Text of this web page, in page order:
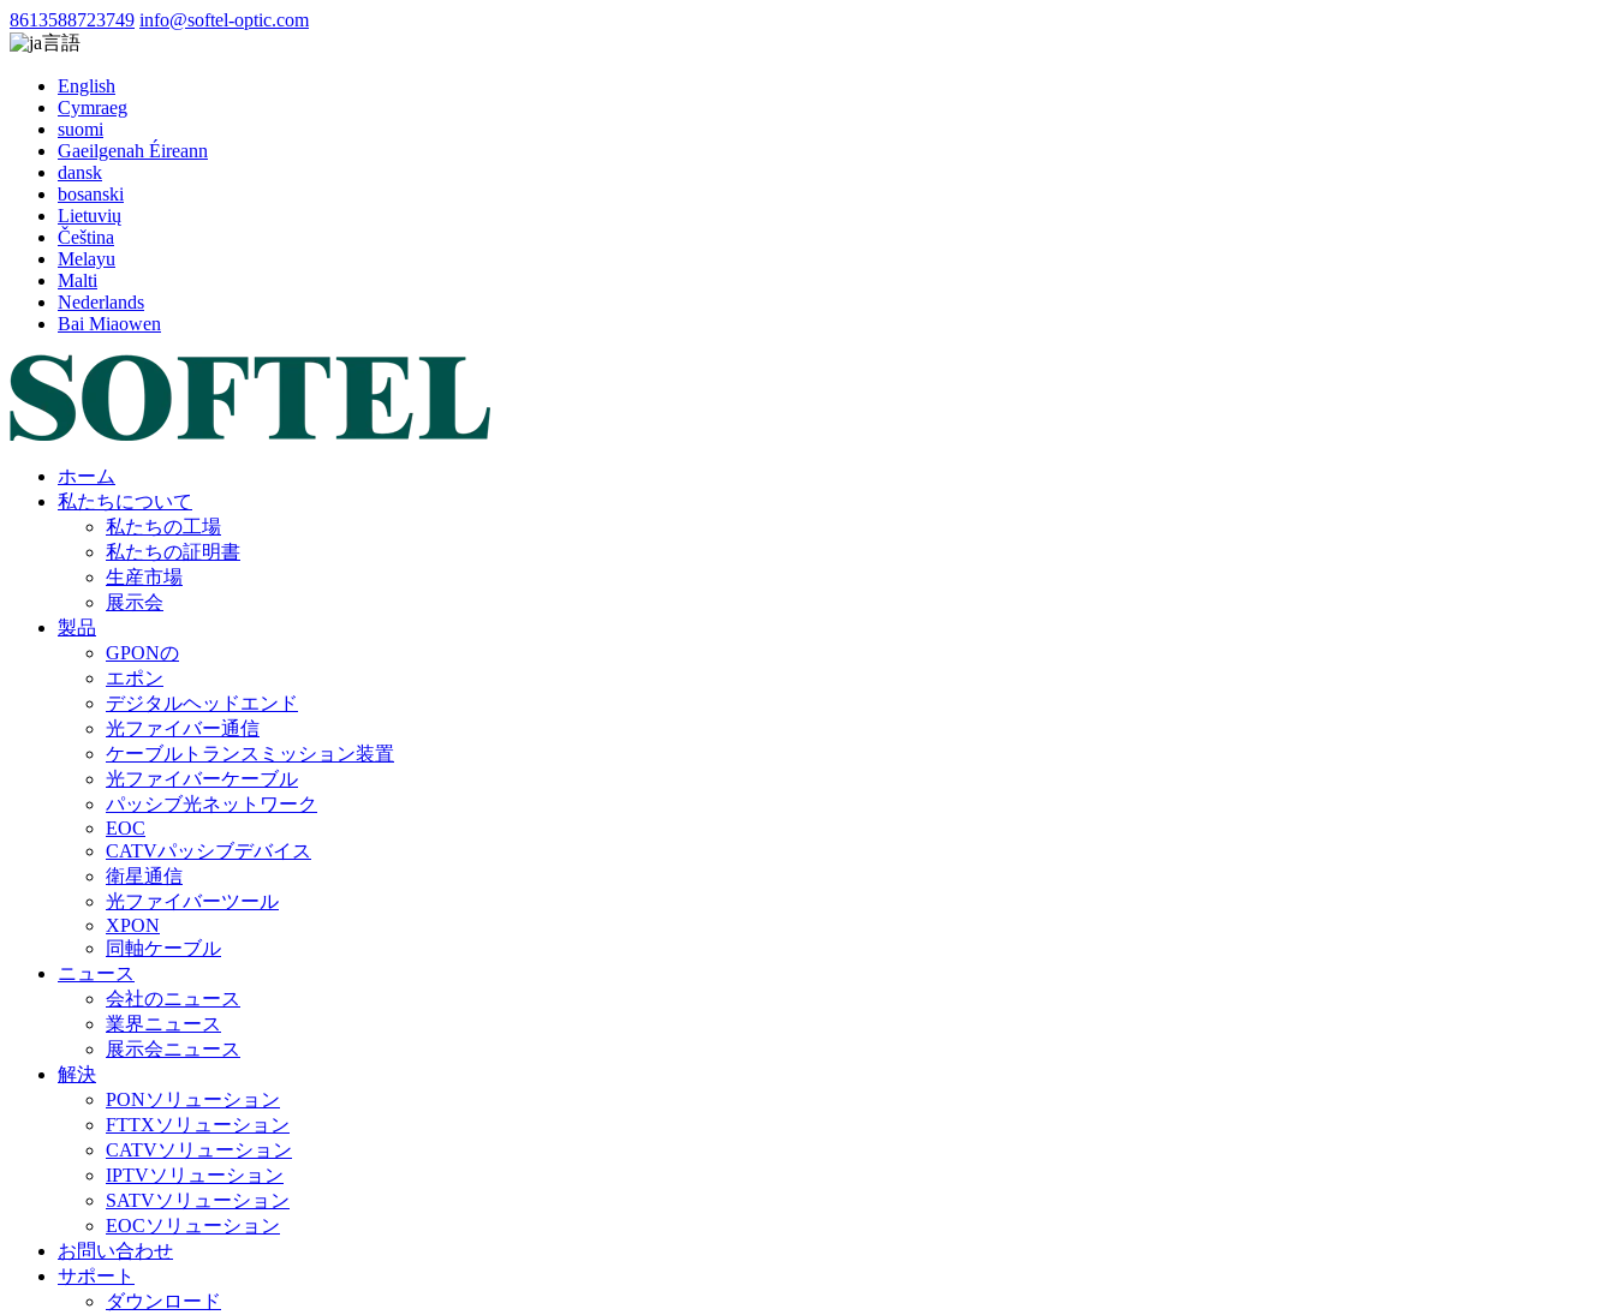
8613588723749 info@softel-optic.com
言語
English
Cymraeg
suomi
Gaeilgenah Éireann
dansk
bosanski
Lietuvių
Čeština
Melayu
Malti
Nederlands
Bai Miaowen
ホーム
私たちについて
私たちの工場
私たちの証明書
生産市場
展示会
製品
GPONの
エポン
デジタルヘッドエンド
光ファイバー通信
ケーブルトランスミッション装置
光ファイバーケーブル
パッシブ光ネットワーク
EOC
CATVパッシブデバイス
衛星通信
光ファイバーツール
XPON
同軸ケーブル
ニュース
会社のニュース
業界ニュース
展示会ニュース
解決
PONソリューション
FTTXソリューション
CATVソリューション
IPTVソリューション
SATVソリューション
EOCソリューション
お問い合わせ
サポート
ダウンロード